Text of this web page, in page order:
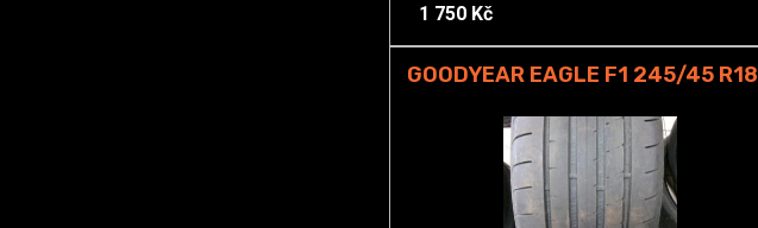
1 750 Kč
GOODYEAR EAGLE F1 245/45 R18